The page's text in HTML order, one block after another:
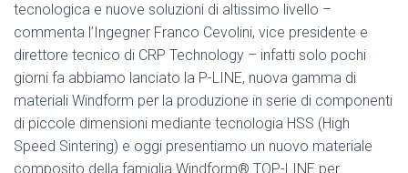
tecnologica e nuove soluzioni di altissimo livello –
commenta l’Ingegner Franco Cevolini, vice presidente e
direttore tecnico di CRP Technology – infatti solo pochi
giorni fa abbiamo lanciato la P-LINE, nuova gamma di
materiali Windform per la produzione in serie di componenti
di piccole dimensioni mediante tecnologia HSS (High
Speed Sintering) e oggi presentiamo un nuovo materiale
composito della famiglia Windform® TOP-LINE per